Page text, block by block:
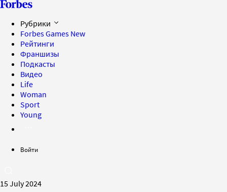
Рубрики
Forbes Games New
Рейтинги
Франшизы
Подкасты
Видео
Life
Woman
Sport
Young
Войти
15 July 2024